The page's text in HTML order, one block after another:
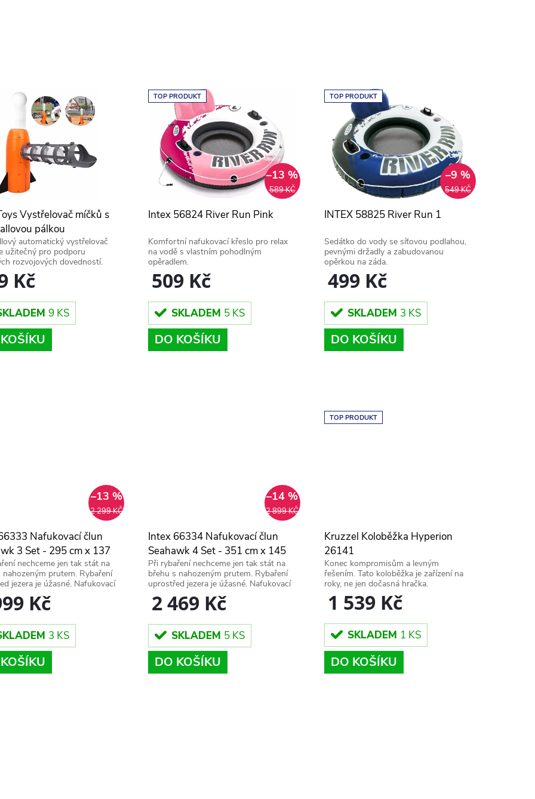
Vystřelovač míčků s
pálkou
Kč
9 KS
automatický vystřelovač
užitečný pro podporu
rozvojových dovedností.
TOP PRODUKT
589 KČ
–13 %
Intex 56824 River Run Pink
509 Kč
SKLADEM 5 KS
DO KOŠÍKU
Komfortní nafukovací křeslo pro relax
na vodě s vlastním pohodlným
opěradlem.
TOP PRODUKT
549 KČ
–9 %
INTEX 58825 River Run 1
499 Kč
SKLADEM 3 KS
DO KOŠÍKU
Sedátko do vody se síťovou podlahou,
pevnými držadly a zabudovanou
opěrkou na záda.
2 299 KČ
–13 %
Nafukovací člun
3 Set - 295 cm x 137
cm
Kč
3 KS
nechceme jen tak stát na
nahozeným prutem. Rybaření
jezera je úžasné. Nafukovací
3 od Intexu je pro rybáře
2 899 KČ
–14 %
Intex 66334 Nafukovací člun
Seahawk 4 Set - 351 cm x 145
cm x 48 cm
2 469 Kč
SKLADEM 5 KS
DO KOŠÍKU
Při rybaření nechceme jen tak stát na
břehu s nahozeným prutem. Rybaření
uprostřed jezera je úžasné. Nafukovací
člun Seahawk 4 od Intexu je pro rybáře
ideální.
TOP PRODUKT
Kruzzel Koloběžka Hyperion
26141
1 539 Kč
SKLADEM 1 KS
DO KOŠÍKU
Konec kompromisům a levným
řešením. Tato koloběžka je zařízení na
roky, ne jen dočasná hračka.